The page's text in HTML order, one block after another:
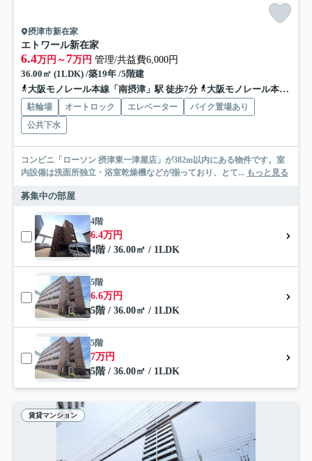
摂津市新在家
エトワール新在家
6.4万円～ 7万円 管理/共益費6,000円
36.00㎡ (1LDK) /築19年 /5階建
大阪モノレール本線「南摂津」駅 徒歩7分
大阪モノレール本線「摂津」駅 徒歩17分
駐輪場 オートロック エレベーター
バイク置場あり
公共下水
コンビニ「ローソン 摂津東一津屋店」が382m以内にある物件です。室
内設備は洗面所独立・浴室乾燥機などが揃っており、とて... もっと見る
募集中の部屋
4階
6.4万円
4階 / 36.00㎡ / 1LDK
5階
6.6万円
5階 / 36.00㎡ / 1LDK
5階
7万円
5階 / 36.00㎡ / 1LDK
賃貸マンション